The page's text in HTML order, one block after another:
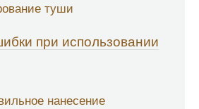
туши
при использовании
нанесение